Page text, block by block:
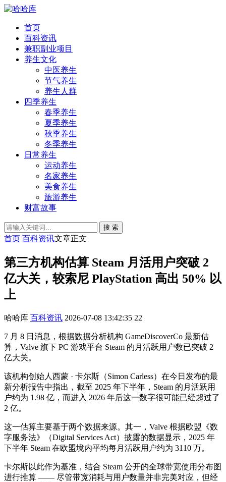
首页
百科资讯
兼职副业项目
养生文化
中医养生
节气养生
养生人群
四季养生
春季养生
夏季养生
秋季养生
冬季养生
日常养生
运动养生
名家养生
美食养生
旅游养生
财富故事
搜 索
首页 百科资讯文章正文
第三方机构估算 Steam 月活用户突破 2
亿大关，较索尼 PlayStation 高出 50% 以
上
哈哈库 百科资讯 2026-07-08 13:42:35 22
7 月 8 日消息，根据数据分析机构 GameDiscoverCo 最新估
算，Valve 旗下 PC 游戏平台 Steam 的月活跃用户数已突破 2
亿大关。
该机构创始人西蒙 · 卡尔斯（Simon Carless）在今日发布的最
新分析报告中指出，截至 2025 年下半年，Steam 的月活跃用
户约为 1.98 亿，而进入 2026 年后这一数字很可能已经超过了
2 亿。
这一估算主要基于两个数据来源。其一，Valve 根据欧盟《数
字服务法》（Digital Services Act）披露的数据显示，2025 年
下半年 Steam 在欧盟境内平均每月活跃用户约为 3110 万。
卡尔斯以此作为基准，结合 Steam 公开的全球带宽使用分布图
进行推算 —— 尽管带宽消耗与用户数量并非完美对应，但经